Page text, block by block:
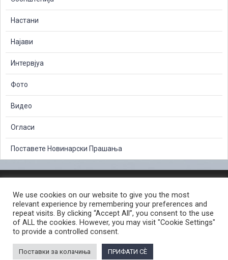
Настани
Најави
Интервјуа
Фото
Видео
Огласи
Поставете Новинарски Прашања
СЛОБОДЕН ПРИСТАП ДО ИНФОРМАЦИИ ОД ЈАВЕН КАРАКТЕР
ПОСТАПКА ЗА ПРИЈАВА НА КРИВИЧНО ДЕЛО
КОРИСНИ ЛИНКОВИ
ПОЛИТИКА ЗА ПРИВАТНОСТ ВЕБ СТРАНИЦА
© 2026 ЈАВНО ОБВИНИТЕЛСТВО НА РЕПУБЛИКА СЕВЕРНА МАКЕДОНИЈА •
We use cookies on our website to give you the most
relevant experience by remembering your preferences and
repeat visits. By clicking “Accept All”, you consent to the use
of ALL the cookies. However, you may visit "Cookie Settings"
to provide a controlled consent.
Поставки за колачиња ПРИФАТИ СÈ